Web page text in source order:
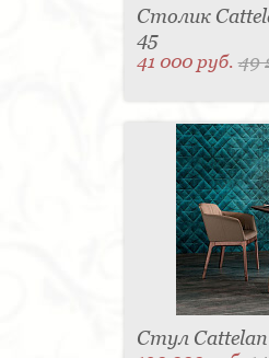
Столик
45
41 000 руб.49
Стул